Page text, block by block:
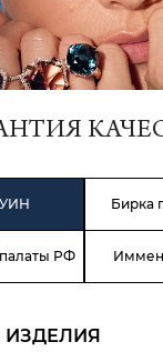
Бирка
РФ